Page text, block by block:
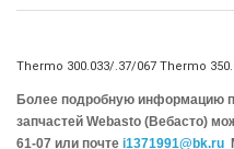
Thermo 300.033/.37/067 Thermo
Более подробную информацию
запчастей Webasto (Вебасто)
61-07 или почте i1371991@bk.ru